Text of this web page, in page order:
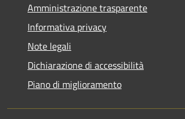
Amministrazione trasparente
Informativa privacy
Note legali
Dichiarazione di accessibilità
Piano di miglioramento